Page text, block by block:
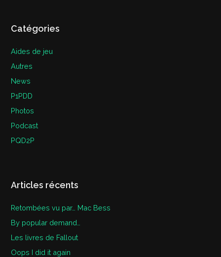
Catégories
Aides de jeu
Autres
News
P1PDD
Photos
Podcast
PQD2P
Articles récents
Retombées vu par… Mac Bess
By popular demand…
Les livres de Fallout
Oops I did it again